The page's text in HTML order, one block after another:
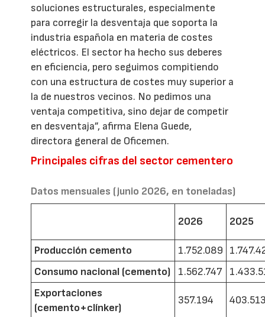
soluciones estructurales, especialmente
para corregir la desventaja que soporta la
industria española en materia de costes
eléctricos. El sector ha hecho sus deberes
en eficiencia, pero seguimos compitiendo
con una estructura de costes muy superior a
la de nuestros vecinos. No pedimos una
ventaja competitiva, sino dejar de competir
en desventaja”, afirma Elena Guede,
directora general de Oficemen.
Principales cifras del sector cementero
Datos mensuales (junio 2026, en toneladas)
2026 2025
Producción cemento 1.752.089
Consumo nacional (cemento)
1.562.747
Exportaciones
(cemento+clínker)
357.194